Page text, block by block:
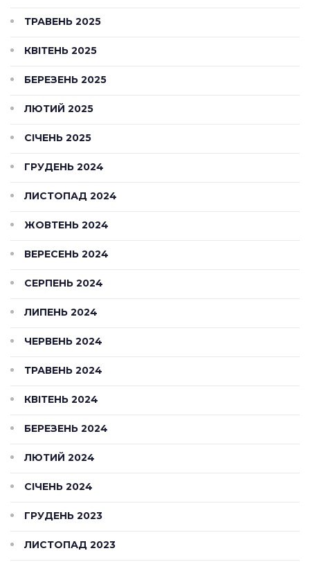
ТРАВЕНЬ 2025
КВІТЕНЬ 2025
БЕРЕЗЕНЬ 2025
ЛЮТИЙ 2025
СІЧЕНЬ 2025
ГРУДЕНЬ 2024
ЛИСТОПАД 2024
ЖОВТЕНЬ 2024
ВЕРЕСЕНЬ 2024
СЕРПЕНЬ 2024
ЛИПЕНЬ 2024
ЧЕРВЕНЬ 2024
ТРАВЕНЬ 2024
КВІТЕНЬ 2024
БЕРЕЗЕНЬ 2024
ЛЮТИЙ 2024
СІЧЕНЬ 2024
ГРУДЕНЬ 2023
ЛИСТОПАД 2023